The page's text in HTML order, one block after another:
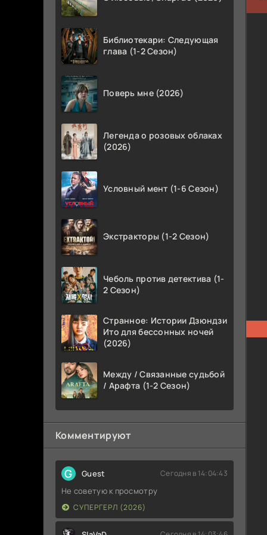
Библиотекари: Следующая
глава (1-2 Сезон)
Поверь мне (2026)
Легенда о розовых облаках
(2026)
Условный мент (1-6 Сезон)
Экстракторы (1-2 Сезон)
Чеболь против детектива (1-
2 Сезон)
Странное: Истории Дзюндзи
Ито для бессонных ночей
(2026)
Между / Связанные судьбой
/ Арафта (1-2 Сезон)
Комментируют
G Guest Сегодня в 14:04:43
Не советую к просмотру
СУПЕРГЕРЛ (2026)